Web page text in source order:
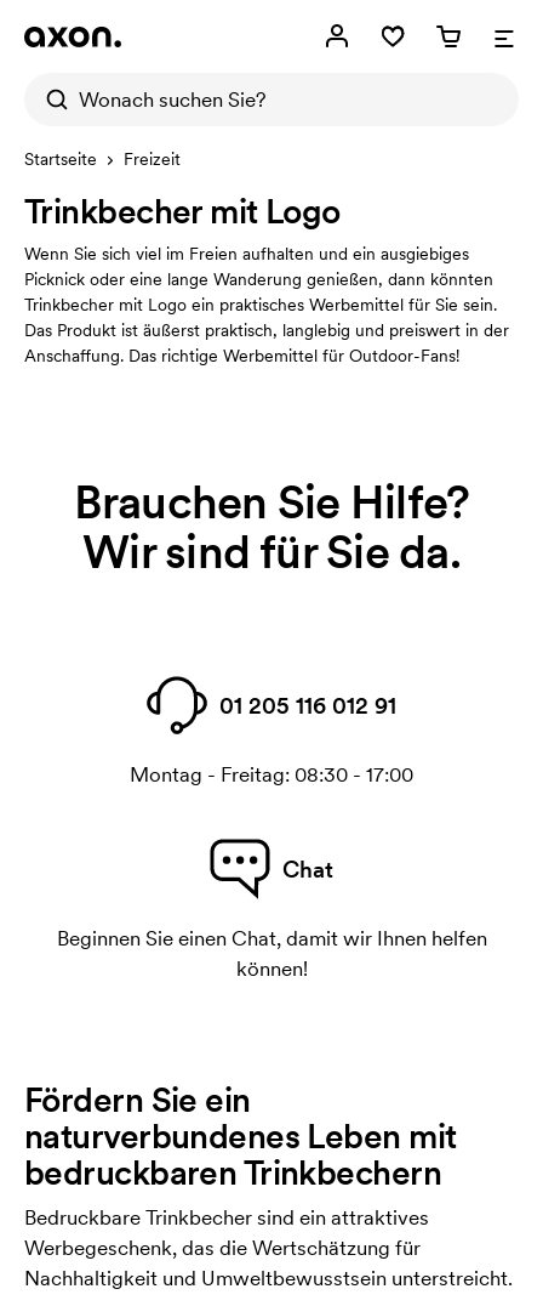
Startseite Freizeit
Trinkbecher mit Logo
Wenn Sie sich viel im Freien aufhalten und ein ausgiebiges
Picknick oder eine lange Wanderung genießen, dann könnten
Trinkbecher mit Logo ein praktisches Werbemittel für Sie sein.
Das Produkt ist äußerst praktisch, langlebig und preiswert in der
Anschaffung. Das richtige Werbemittel für Outdoor-Fans!
Brauchen Sie Hilfe?
Wir sind für Sie da.
01 205 116 012 91
Montag - Freitag: 08:30 - 17:00
Chat
Beginnen Sie einen Chat, damit wir Ihnen helfen
können!
Fördern Sie ein
naturverbundenes Leben mit
bedruckbaren Trinkbechern
Bedruckbare Trinkbecher sind ein attraktives
Werbegeschenk, das die Wertschätzung für
Nachhaltigkeit und Umweltbewusstsein unterstreicht.